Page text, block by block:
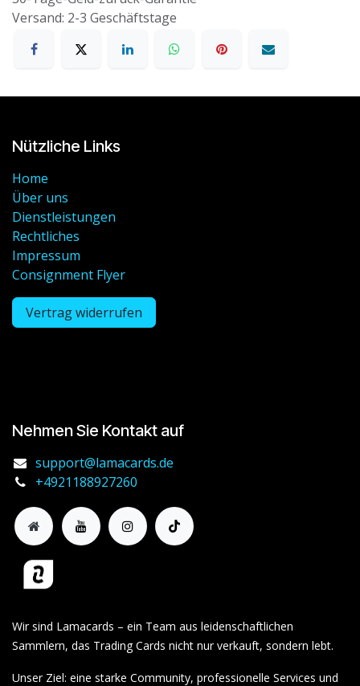
Versand: 2-3 Geschäftstage
Nützliche Links
Home
Über uns
Dienstleistungen
Rechtliches
Impressum
Consignment Flyer
Vertrag widerrufen
Nehmen Sie Kontakt auf
support@lamacards.de
+4921188927260
Wir sind Lamacards – ein Team aus leidenschaftlichen
Sammlern, das Trading Cards nicht nur verkauft, sondern lebt.
Unser Ziel: eine starke Community, professionelle Services und